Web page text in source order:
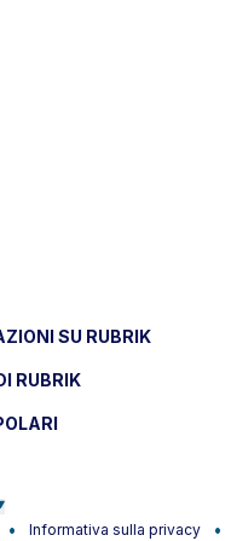
SU RUBRIK
RUBRIK
Informativa sulla privacy